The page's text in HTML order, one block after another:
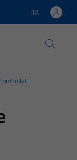
Lingua attiva:
ITA